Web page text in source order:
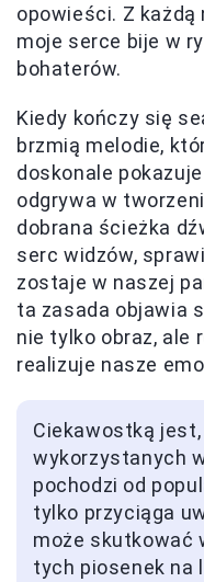
opowieści. Z
moje serce bije w
bohaterów.
Kiedy kończy się
brzmią melodie,
doskonale
odgrywa w
dobrana ścieżka
serc widzów,
zostaje w naszej
ta zasada objawia
nie tylko obraz, ale
realizuje nasze
Ciekawostką
wykorzystanych
pochodzi od
tylko przyciąga
może skutkować
tych piosenek na